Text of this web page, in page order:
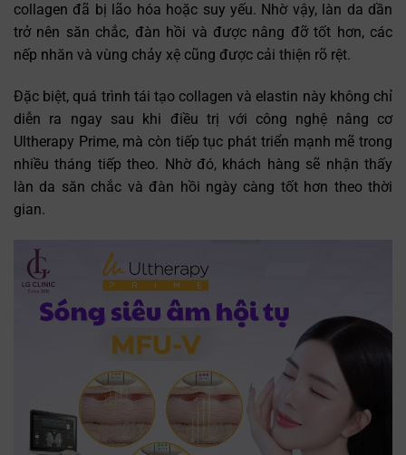
collagen đã bị lão hóa hoặc suy yếu. Nhờ vậy, làn da dần
trở nên săn chắc, đàn hồi và được nâng đỡ tốt hơn, các
nếp nhăn và vùng chảy xệ cũng được cải thiện rõ rệt.
Đặc biệt, quá trình tái tạo collagen và elastin này không chỉ
diễn ra ngay sau khi điều trị với công nghệ nâng cơ
Ultherapy Prime, mà còn tiếp tục phát triển mạnh mẽ trong
nhiều tháng tiếp theo. Nhờ đó, khách hàng sẽ nhận thấy
làn da săn chắc và đàn hồi ngày càng tốt hơn theo thời
gian.